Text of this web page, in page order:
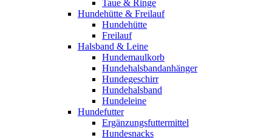
Taue & Ringe
Hundehütte & Freilauf
Hundehütte
Freilauf
Halsband & Leine
Hundemaulkorb
Hundehalsbandanhänger
Hundegeschirr
Hundehalsband
Hundeleine
Hundefutter
Ergänzungsfuttermittel
Hundesnacks